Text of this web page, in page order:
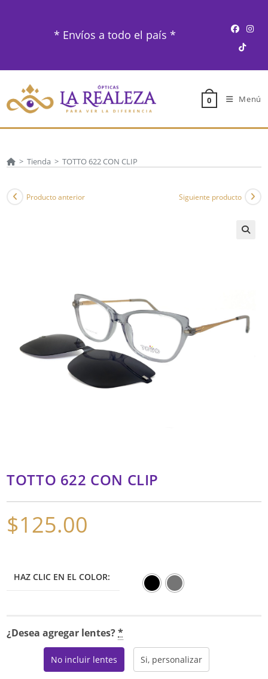
* Envíos a todo el país *
0 Menú
> Tienda > TOTTO 622 CON CLIP
Producto anterior Siguiente producto
TOTTO 622 CON CLIP
$125.00
HAZ CLIC EN EL COLOR:
¿Desea agregar lentes?*
No incluir lentes Si, personalizar